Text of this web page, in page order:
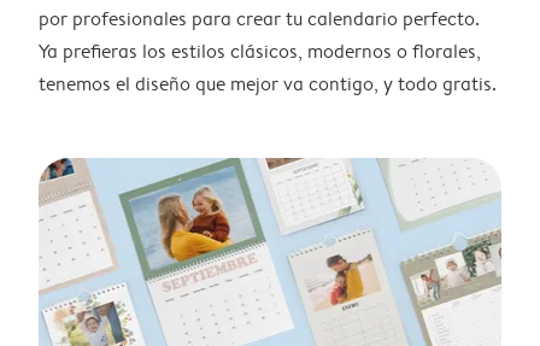
por profesionales para crear tu calendario perfecto.
Ya prefieras los estilos clásicos, modernos o florales,
tenemos el diseño que mejor va contigo, y todo gratis.